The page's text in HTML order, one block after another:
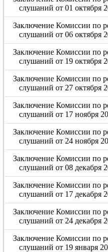
слушаний от 01 октября
Заключение Комиссии по
слушаний от 06 октября
Заключение Комиссии по
слушаний от 19 октября
Заключение Комиссии по
слушаний от 27 октября
Заключение Комиссии по
слушаний от 17 ноября
Заключение Комиссии по
слушаний от 24 ноября
Заключение Комиссии по
слушаний от 08 декабря
Заключение Комиссии по
слушаний от 17 декабря
Заключение Комиссии по
слушаний от 24 декабря
Заключение Комиссии по
слушаний от 19 января